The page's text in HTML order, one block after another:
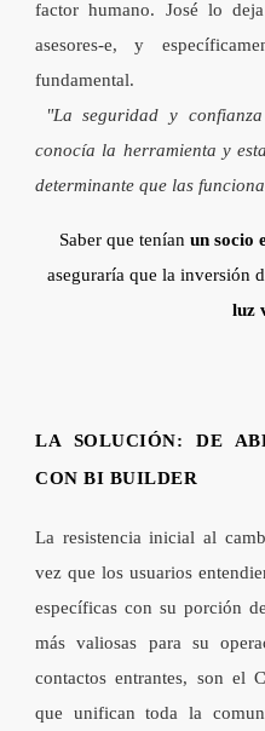
factor humano. José lo
asesores-e, y
fundamental.
"La seguridad y
conocía la herramienta y
determinante que las
Saber que tenían un socio
aseguraría que la inversión
luz
LA SOLUCIÓN: DE
CON BI BUILDER
La resistencia inicial al
vez que los usuarios
específicas con su porción
más valiosas para su
contactos entrantes, son el
que unifican toda la